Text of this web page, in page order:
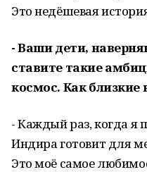
Это недёшевая
- Ваши дети,
ставите такие
космос. Как близкие
- Каждый раз, когда я
Индира готовит для
Это моё самое